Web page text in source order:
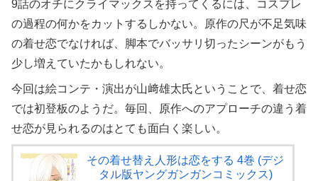
9話のオチにクライマックスを持ってくるには、コスプレ
の過程の何かをカットするしかない。原作の尺が不足気味
の着せ恋でなければ、脚本でバッサリ切ったシーンがもう
少し増えていたかもしれない。
今回は絵コンテ・演出が山﨑雄太氏ということで、着せ恋
では初登板のようだ。毎回、原作へのアプローチの違う着
せ恋が見られるのはとても面白く楽しい。
その着せ替え人形は恋をする 4巻 (デジ
タル版ヤングガンガンコミックス)